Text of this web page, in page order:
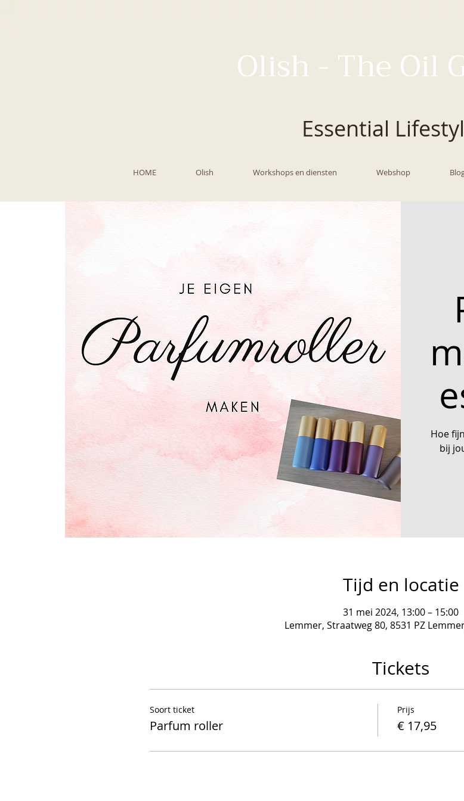
Olish - The Oil
Essential
HOME Olish Workshops en diensten Webshop
Hoe
bij
Tijd en locatie
31 mei 2024, 13:00 – 15:00
Lemmer, Straatweg 80, 8531 PZ
Tickets
Soort ticket
Parfum roller
Prijs
€ 17,95